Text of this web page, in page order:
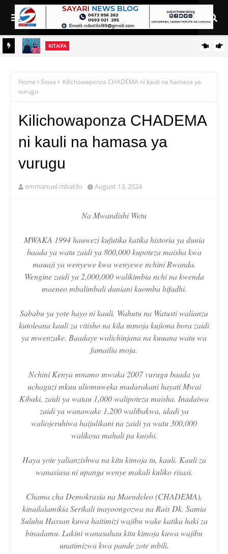
KITAIFA
Home Siasa
Kilichowaponza CHADEMA ni kauli na hamasa ya
vurugu
Kilichowaponza CHADEMA
ni kauli na hamasa ya
vurugu
emmanuel mbatilo August 13, 2024
Na Mwandishi Wetu
MWAKA 1994 hauwezi kufutika katika historia ya dunia
baada ya watu zaidi ya 800,000 kupoteza maisha kwa
mauaji ya wenyewe kwa wenyewe nchini Rwanda.
Wengine zaidi ya 2,000,000 walikimbia nchi na kwenda
maeneo mbalimbali duniani kuomba hifadhi.
Sababu ya yote hayo ni kauli. Wahutu na Watusti walianza
kutoleana kauli za vitisho na kila mmoja kujiona bora zaidi
ya mwenzake. Baadaye walichinjana na kuuana watu wa
famailia moja.
Nchini Kenya mnamo mwaka 2007 vurugu baada ya
uchaguzi mkuu uliomuweka madarakani hayati Mwai
Kibaki, zaidi ya watau 1,000 walipoteza maisha. Inadaiwa
zaidi ya wanawake 1,200 walibakwa, idadi ya
waliojeruhiwa haijulikani na zaidi ya watu 300,000
walikosa mahali pa kuishi.
Haya yote yalianzishwa na kitu kimoja tu, kauli. Kauli za
wanasiasa ni upanga wenye makali kuliko risasi.
Chama cha Demokrasia na Maendeleo (CHADEMA),
kinailalamikia Serikali inayoongozwa na Rais Dk. Samia
Suluhu Hassan kuwa haitimizi wajibu wake katika haki za
binadamu. Lakini wanasahau kitu kimoja kuwa wajibu
unatimizwa kwa pande zote mbili.